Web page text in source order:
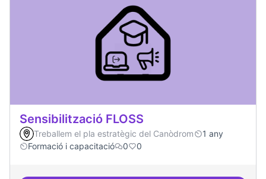
Sensibilització FLOSS
Treballem el pla estratègic del Canòdrom
1 any
Formació i capacitació
0 0